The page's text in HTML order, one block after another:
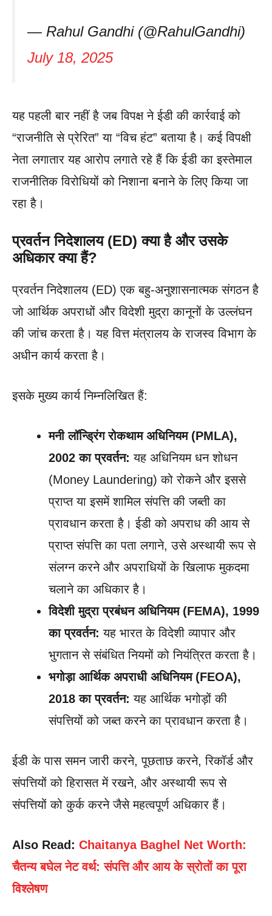
— Rahul Gandhi (@RahulGandhi)
July 18, 2025
यह पहली बार नहीं है जब विपक्ष ने ईडी की कार्रवाई को
“राजनीति से प्रेरित” या “विच हंट” बताया है। कई विपक्षी
नेता लगातार यह आरोप लगाते रहे हैं कि ईडी का इस्तेमाल
राजनीतिक विरोधियों को निशाना बनाने के लिए किया जा
रहा है।
प्रवर्तन निदेशालय (ED) क्या है और उसके
अधिकार क्या हैं?
प्रवर्तन निदेशालय (ED) एक बहु-अनुशासनात्मक संगठन है
जो आर्थिक अपराधों और विदेशी मुद्रा कानूनों के उल्लंघन
की जांच करता है। यह वित्त मंत्रालय के राजस्व विभाग के
अधीन कार्य करता है।
इसके मुख्य कार्य निम्नलिखित हैं:
मनी लॉन्ड्रिंग रोकथाम अधिनियम (PMLA),
2002 का प्रवर्तन: यह अधिनियम धन शोधन
(Money Laundering) को रोकने और इससे
प्राप्त या इसमें शामिल संपत्ति की जब्ती का
प्रावधान करता है। ईडी को अपराध की आय से
प्राप्त संपत्ति का पता लगाने, उसे अस्थायी रूप से
संलग्न करने और अपराधियों के खिलाफ मुकदमा
चलाने का अधिकार है।
विदेशी मुद्रा प्रबंधन अधिनियम (FEMA), 1999
का प्रवर्तन: यह भारत के विदेशी व्यापार और
भुगतान से संबंधित नियमों को नियंत्रित करता है।
भगोड़ा आर्थिक अपराधी अधिनियम (FEOA),
2018 का प्रवर्तन: यह आर्थिक भगोड़ों की
संपत्तियों को जब्त करने का प्रावधान करता है।
ईडी के पास समन जारी करने, पूछताछ करने, रिकॉर्ड और
संपत्तियों को हिरासत में रखने, और अस्थायी रूप से
संपत्तियों को कुर्क करने जैसे महत्वपूर्ण अधिकार हैं।
Also Read: Chaitanya Baghel Net Worth:
चैतन्य बघेल नेट वर्थ: संपत्ति और आय के स्रोतों का पूरा
विश्लेषण